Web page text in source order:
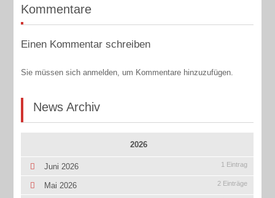
Kommentare
Einen Kommentar schreiben
Sie müssen sich anmelden, um Kommentare hinzuzufügen.
News Archiv
2026
Juni 2026 1 Eintrag
Mai 2026 2 Einträge